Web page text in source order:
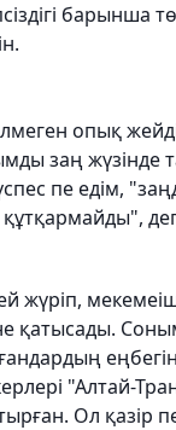
барынша
опық
заң жүзінде
пе едім,
құтқармайды",
жүріп,
қатысады.
"Алтай-
Ол қазір